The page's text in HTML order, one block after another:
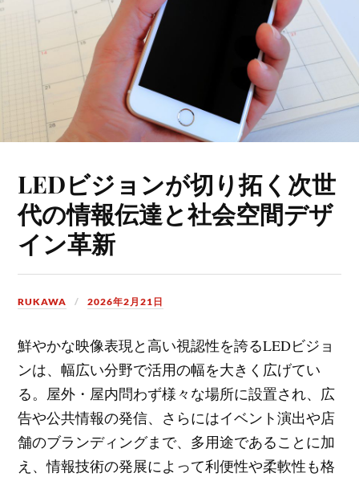
LEDビジョンが切り拓く次世
代の情報伝達と社会空間デザ
イン革新
RUKAWA 2026年2月21日
鮮やかな映像表現と高い視認性を誇るLEDビジョ
ンは、幅広い分野で活用の幅を大きく広げてい
る。 屋外・屋内問わず様々な場所に設置され、広
告や公共情報の発信、さらにはイベント演出や店
舗のブランディングまで、多用途であることに加
え、情報技術の発展によって利便性や柔軟性も格